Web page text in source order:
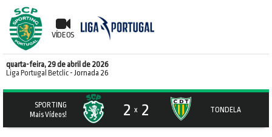
VÍDEOS
quarta-feira, 29 de abril de 2026
Liga Portugal Betclic- Jornada 26
SPORTING
Mais Vídeos!
2 x 2 TONDELA